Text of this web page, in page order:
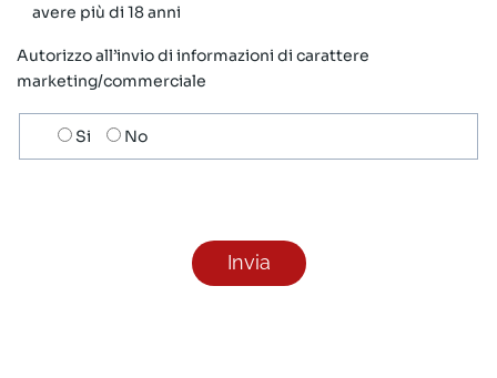
avere più di 18 anni
Autorizzo all’invio di informazioni di carattere
marketing/commerciale
Scelta
invio
Si No